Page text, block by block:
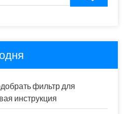
фильтр для
инструкция